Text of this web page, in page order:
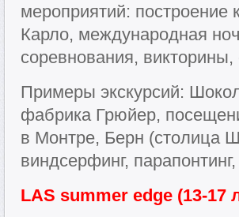
мероприятий:
Карло, международная
соревнования,
Примеры экскурсий:
фабрика Грюйер,
в Монтре, Берн (столица
виндсерфинг,
LAS summer edge (13-17